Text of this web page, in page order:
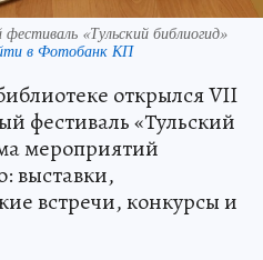
«Тульский библиогид»
в Фотобанк КП
открылся VII
фестиваль «Тульский
мероприятий
выставки,
встречи, конкурсы и